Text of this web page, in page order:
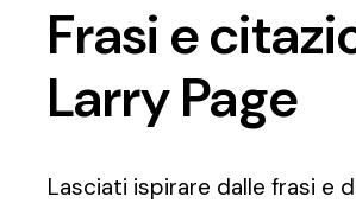
Frasi e
Larry Page
Lasciati ispirare dalle frasi e